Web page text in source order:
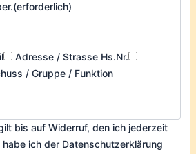
(erforderlich)
Adresse / Strasse Hs.Nr.
/ Gruppe / Funktion
bis auf Widerruf, den ich jederzeit
ich der Datenschutzerklärung